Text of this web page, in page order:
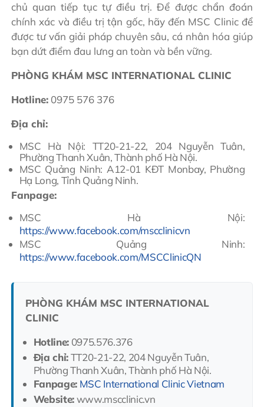
chủ quan tiếp tục tự điều trị. Để được chẩn đoán
chính xác và điều trị tận gốc, hãy đến MSC Clinic để
được tư vấn giải pháp chuyên sâu, cá nhân hóa giúp
bạn dứt điểm đau lưng an toàn và bền vững.
PHÒNG KHÁM MSC INTERNATIONAL CLINIC
Hotline: 0975 576 376
Địa chỉ:
MSC Hà Nội: TT20-21-22, 204 Nguyễn Tuân,
Phường Thanh Xuân, Thành phố Hà Nội.
MSC Quảng Ninh: A12-01 KĐT Monbay, Phường
Hạ Long, Tỉnh Quảng Ninh.
Fanpage:
MSC Hà Nội:
https://www.facebook.com/mscclinicvn
MSC Quảng Ninh:
https://www.facebook.com/MSCClinicQN
PHÒNG KHÁM MSC INTERNATIONAL
CLINIC
Hotline:0975.576.376
Địa chỉ:TT20-21-22, 204 Nguyễn Tuân,
Phường Thanh Xuân, Thành phố Hà Nội.
Fanpage: MSC International Clinic Vietnam
Website:www.mscclinic.vn